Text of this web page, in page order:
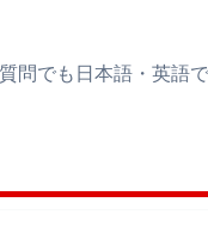
問でも日本語・英語